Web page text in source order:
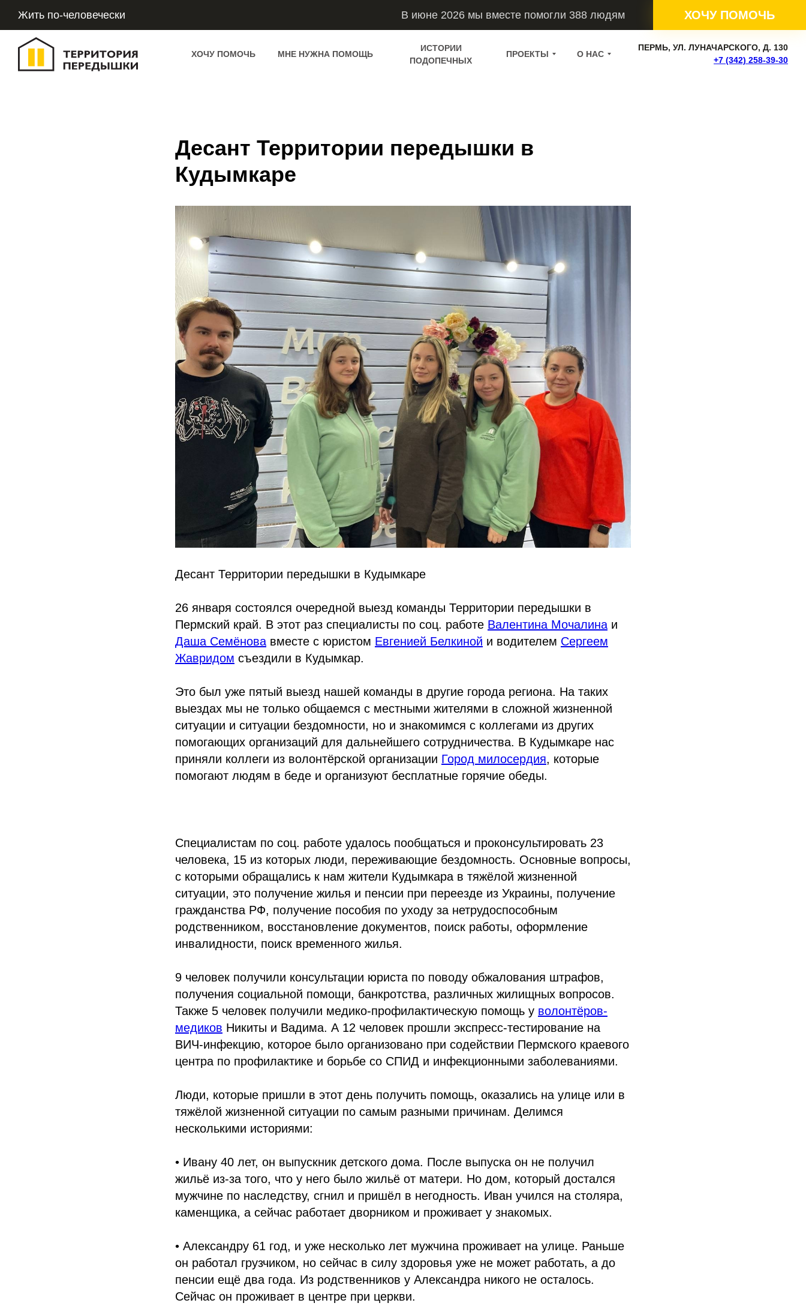
Жить по-человечески
ПЕРМЬ, УЛ. ЛУНАЧАРСКОГО, Д. 130
+7 (342) 258-39-30
ХОЧУ ПОМОЧЬ МНЕ НУЖНА ПОМОЩЬ
ИСТОРИИ
ПОДОПЕЧНЫХ
ПРОЕКТЫ
ХОЧУ ПОМОЧЬ
В июне 2026 мы вместе помогли 388 людям
О НАС
Десант Территории передышки в
Кудымкаре
Десант Территории передышки в Кудымкаре
26 января состоялся очередной выезд команды Территории передышки в
Пермский край. В этот раз специалисты по соц. работе Валентина Мочалина и
Даша Семёнова вместе с юристом Евгенией Белкиной и водителем Сергеем
Жавридом съездили в Кудымкар.
Это был уже пятый выезд нашей команды в другие города региона. На таких
выездах мы не только общаемся с местными жителями в сложной жизненной
ситуации и ситуации бездомности, но и знакомимся с коллегами из других
помогающих организаций для дальнейшего сотрудничества. В Кудымкаре нас
приняли коллеги из волонтёрской организации Город милосердия, которые
помогают людям в беде и организуют бесплатные горячие обеды.
Специалистам по соц. работе удалось пообщаться и проконсультировать 23
человека, 15 из которых люди, переживающие бездомность. Основные вопросы,
с которыми обращались к нам жители Кудымкара в тяжёлой жизненной
ситуации, это получение жилья и пенсии при переезде из Украины, получение
гражданства РФ, получение пособия по уходу за нетрудоспособным
родственником, восстановление документов, поиск работы, оформление
инвалидности, поиск временного жилья.
9 человек получили консультации юриста по поводу обжалования штрафов,
получения социальной помощи, банкротства, различных жилищных вопросов.
Также 5 человек получили медико-профилактическую помощь у волонтёров-
медиков Никиты и Вадима. А 12 человек прошли экспресс-тестирование на
ВИЧ-инфекцию, которое было организовано при содействии Пермского краевого
центра по профилактике и борьбе со СПИД и инфекционными заболеваниями.
Люди, которые пришли в этот день получить помощь, оказались на улице или в
тяжёлой жизненной ситуации по самым разными причинам. Делимся
несколькими историями:
• Ивану 40 лет, он выпускник детского дома. После выпуска он не получил
жильё из-за того, что у него было жильё от матери. Но дом, который достался
мужчине по наследству, сгнил и пришёл в негодность. Иван учился на столяра,
каменщика, а сейчас работает дворником и проживает у знакомых.
• Александру 61 год, и уже несколько лет мужчина проживает на улице. Раньше
он работал грузчиком, но сейчас в силу здоровья уже не может работать, а до
пенсии ещё два года. Из родственников у Александра никого не осталось.
Сейчас он проживает в центре при церкви.